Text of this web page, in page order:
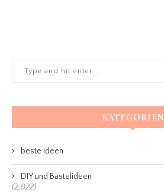
KATEGORIEN
beste ideen
DIY und Bastelideen
(2,022)